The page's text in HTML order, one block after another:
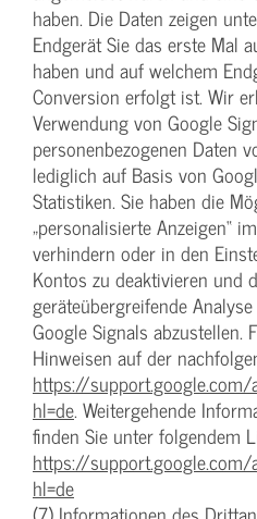
haben. Die Daten zeigen
Endgerät Sie das erste Mal
haben und auf welchem
Conversion erfolgt ist. Wir
Verwendung von Google
personenbezogenen Daten
lediglich auf Basis von
Statistiken. Sie haben die
„personalisierte Anzeigen“
verhindern oder in den
Kontos zu deaktivieren und
geräteübergreifende
Google Signals abzustellen.
Hinweisen auf der
https://
hl=de. Weitergehende
finden Sie unter folgendem
https://
hl=de